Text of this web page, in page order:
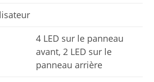
4 LED sur le panneau
avant, 2 LED sur le
panneau arrière